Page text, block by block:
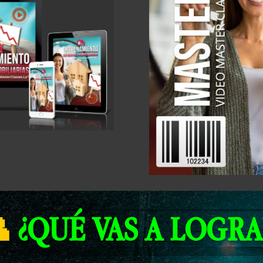
¿QUÉ VAS A